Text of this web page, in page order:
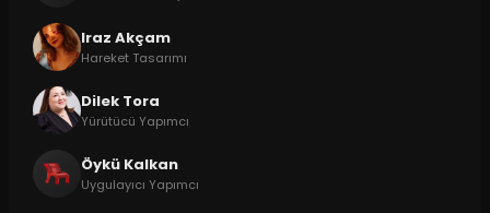
Iraz Akçam
Hareket Tasarımı
Dilek Tora
Yürütücü Yapımcı
Öykü Kalkan
Uygulayıcı Yapımcı